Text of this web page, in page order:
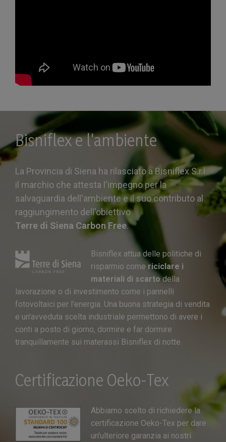
Bisniflex e l'ambiente
La Provincia di Siena ha rilasciato a Bisniflex S.r.l.
il marchio che attesta l'impegno per la
salvaguardia dell'ambiente e il suo contributo al
raggiungimento dell'obiettivo
Terre di Siena Carbon Free.
Bisniflex attua delle politiche di
risparmio come riciclare i
materiali di scartodella
lavorazione o di investimento come i pannelli
fotovoltaici per l'energia. Una buona strategia di vendita
e un'avveduta scelta industriale permettono di avere i
conti a posto di giorno, dormire e far dormire
tranquillamente sui materassi Bisniflex di notte.
Certificazione Oeko-Tex
Abbiamo scelto di richiedere la
certificazione Oeko-Tex per dare
un'ulteriore garanzia ai nostri